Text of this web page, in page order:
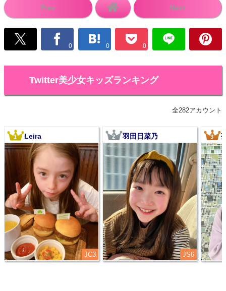
Prev Next
0 0 0
Twitter美少女キッズランキング
全282アカウント
1 Leira
JC3
2 羽田日菜乃
JS6
3